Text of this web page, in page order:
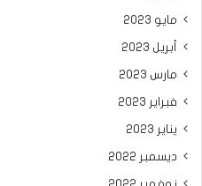
مايو 2023
أبريل 2023
مارس 2023
فبراير 2023
يناير 2023
ديسمبر 2022